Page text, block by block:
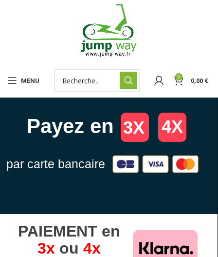
MENU 0 0,00 €
Payez en 3X 4X
par carte bancaire
PAIEMENT en
3x ou 4x